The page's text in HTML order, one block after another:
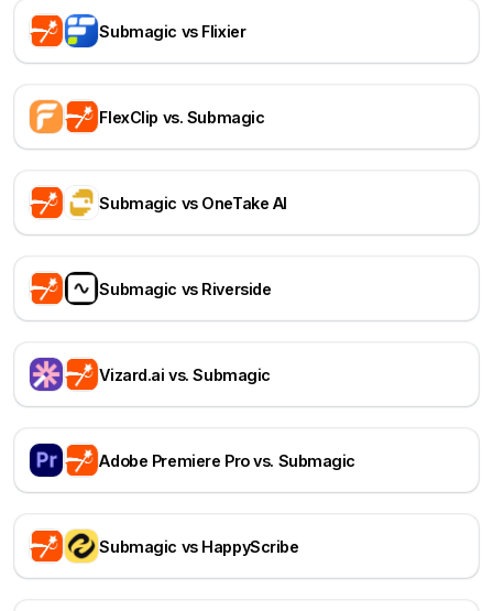
Submagic vs Flixier
FlexClip vs. Submagic
Submagic vs OneTake AI
Submagic vs Riverside
Vizard.ai vs. Submagic
Adobe Premiere Pro vs. Submagic
Submagic vs HappyScribe